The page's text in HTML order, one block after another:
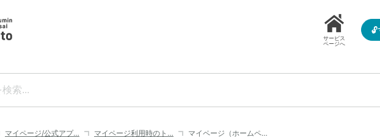
サービス
ページへ
マイページ/公式アプ… マイページ利用時のト… マイページ（ホームペ…